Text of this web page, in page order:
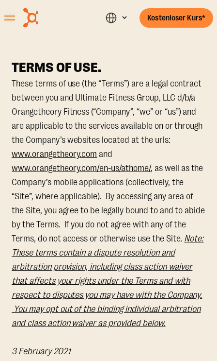
Kostenloser Kurs*
TERMS OF USE.
These terms of use (the “Terms”) are a legal contract
between you and Ultimate Fitness Group, LLC d/b/a
Orangetheory Fitness (“Company”, “we” or “us”) and
are applicable to the services available on or through
the Company’s websites located at the urls:
www.orangetheory.com and
www.orangetheory.com/en-us/athome/, as well as the
Company’s mobile applications (collectively, the
“Site”, where applicable). By accessing any area of
the Site, you agree to be legally bound to and to abide
by the Terms. If you do not agree with any of the
Terms, do not access or otherwise use the Site. Note:
These terms contain a dispute resolution and
arbitration provision, including class action waiver
that affects your rights under the Terms and with
respect to disputes you may have with the Company.
You may opt out of the binding individual arbitration
and class action waiver as provided below.
3 February 2021